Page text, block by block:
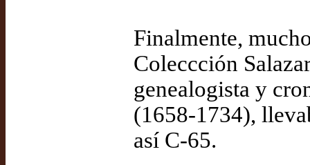
Finalmente,
Coleccción
genealogista y
(1658-1734),
así C-65.